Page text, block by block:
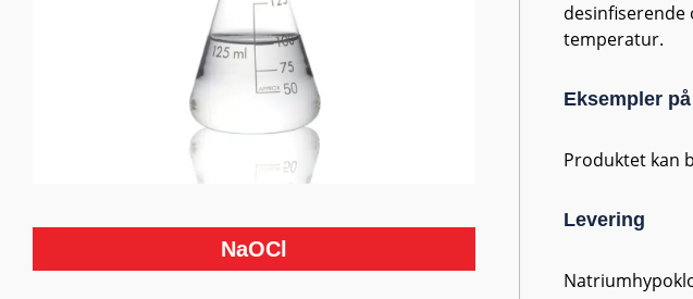
NaOCl
desinfiserende
temperatur.
Eksempler
Produktet kan
Levering